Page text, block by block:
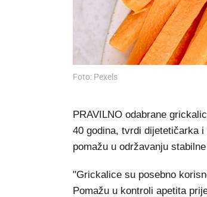
Foto: Pexels
PRAVILNO odabrane
40 godina, tvrdi dijetetičarka
pomažu u održavanju
"Grickalice su posebno
Pomažu u kontroli apetita